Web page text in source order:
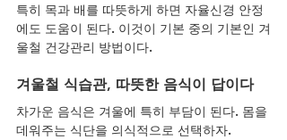
특히 목과 배를 따뜻하게 하면 자율신경 안정
에도 도움이 된다. 이것이 기본 중의 기본인 겨
울철 건강관리 방법이다.
겨울철 식습관, 따뜻한 음식이 답이다
차가운 음식은 겨울에 특히 부담이 된다. 몸을
데워주는 식단을 의식적으로 선택하자.